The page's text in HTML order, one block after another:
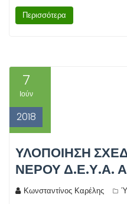
Περισσότερα
7
Ιούν
2018
ΥΛΟΠΟΊΗΣΗ
ΝΕΡΟΎ Δ.Ε.Υ.Α.
Κωνσταντίνος Καρέλης